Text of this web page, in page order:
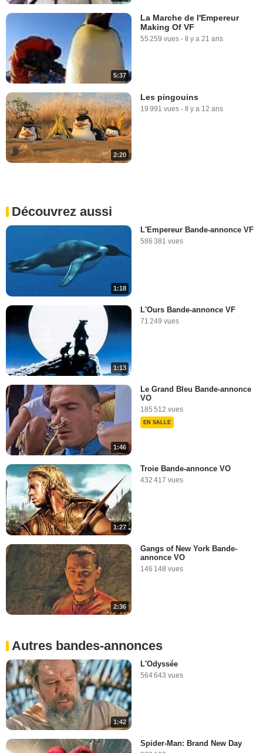
5:37
La Marche de l'Empereur
Making Of VF
55 259 vues - Il y a 21 ans
2:20
Les pingouins
19 991 vues - Il y a 12 ans
Découvrez aussi
1:18
L'Empereur Bande-annonce VF
586 381 vues
1:13
L'Ours Bande-annonce VF
71 249 vues
1:46
Le Grand Bleu Bande-annonce
VO
185 512 vues
EN SALLE
1:27
Troie Bande-annonce VO
432 417 vues
2:36
Gangs of New York Bande-
annonce VO
146 148 vues
Autres bandes-annonces
1:42
L'Odyssée
564 643 vues
Spider-Man: Brand New Day